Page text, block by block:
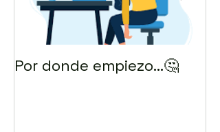
Por donde empiezo…🤔